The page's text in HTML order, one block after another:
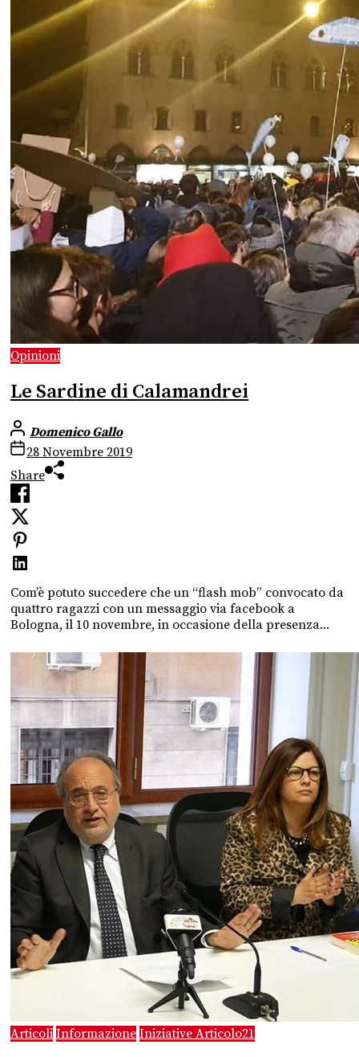
Opinioni
Le Sardine di Calamandrei
Domenico Gallo
28 Novembre 2019
Share
Com’è potuto succedere che un “flash mob” convocato da
quattro ragazzi con un messaggio via facebook a
Bologna, il 10 novembre, in occasione della presenza...
Articoli Informazione Iniziative Articolo21